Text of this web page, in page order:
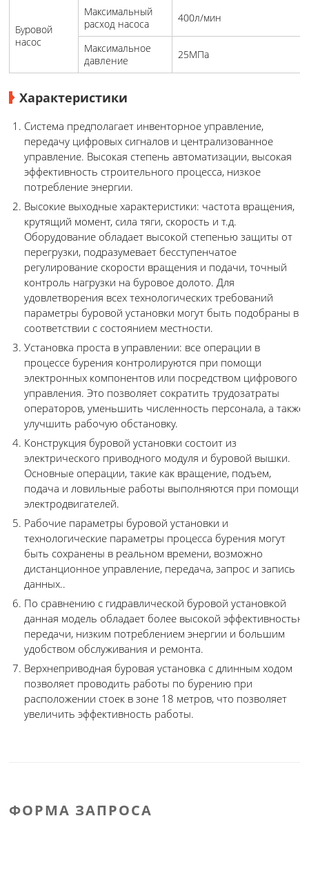
Буровой
насос
Максимальный
расход насоса
400л/мин
Максимальное
давление
25МПа
Характеристики
Система предполагает инвенторное управление,
передачу цифровых сигналов и централизованное
управление. Высокая степень автоматизации, высокая
эффективность строительного процесса, низкое
потребление энергии.
Высокие выходные характеристики: частота вращения,
крутящий момент, сила тяги, скорость и т.д.
Оборудование обладает высокой степенью защиты от
перегрузки, подразумевает бесступенчатое
регулирование скорости вращения и подачи, точный
контроль нагрузки на буровое долото. Для
удовлетворения всех технологических требований
параметры буровой установки могут быть подобраны в
соответствии с состоянием местности.
Установка проста в управлении: все операции в
процессе бурения контролируются при помощи
электронных компонентов или посредством цифрового
управления. Это позволяет сократить трудозатраты
операторов, уменьшить численность персонала, а также
улучшить рабочую обстановку.
Конструкция буровой установки состоит из
электрического приводного модуля и буровой вышки.
Основные операции, такие как вращение, подъем,
подача и ловильные работы выполняются при помощи
электродвигателей.
Рабочие параметры буровой установки и
технологические параметры процесса бурения могут
быть сохранены в реальном времени, возможно
дистанционное управление, передача, запрос и запись
данных..
По сравнению с гидравлической буровой установкой
данная модель обладает более высокой эффективностью
передачи, низким потреблением энергии и большим
удобством обслуживания и ремонта.
Верхнеприводная буровая установка с длинным ходом
позволяет проводить работы по бурению при
расположении стоек в зоне 18 метров, что позволяет
увеличить эффективность работы.
ФОРМА ЗАПРОСА